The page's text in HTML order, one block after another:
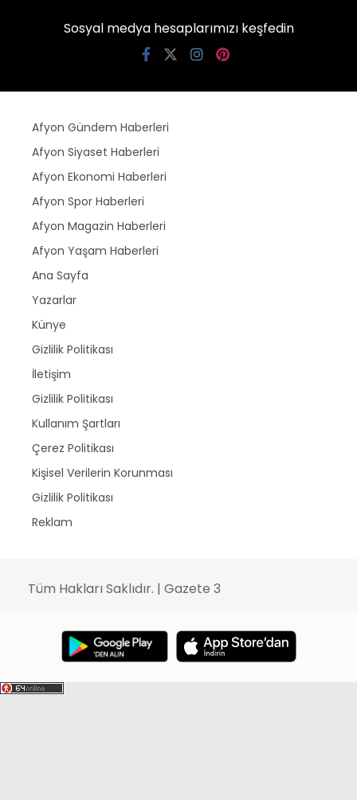
Sosyal medya hesaplarımızı keşfedin
Afyon Gündem Haberleri
Afyon Siyaset Haberleri
Afyon Ekonomi Haberleri
Afyon Spor Haberleri
Afyon Magazin Haberleri
Afyon Yaşam Haberleri
Ana Sayfa
Yazarlar
Künye
Gizlilik Politikası
İletişim
Gizlilik Politikası
Kullanım Şartları
Çerez Politikası
Kişisel Verilerin Korunması
Gizlilik Politikası
Reklam
Tüm Hakları Saklıdır. | Gazete 3